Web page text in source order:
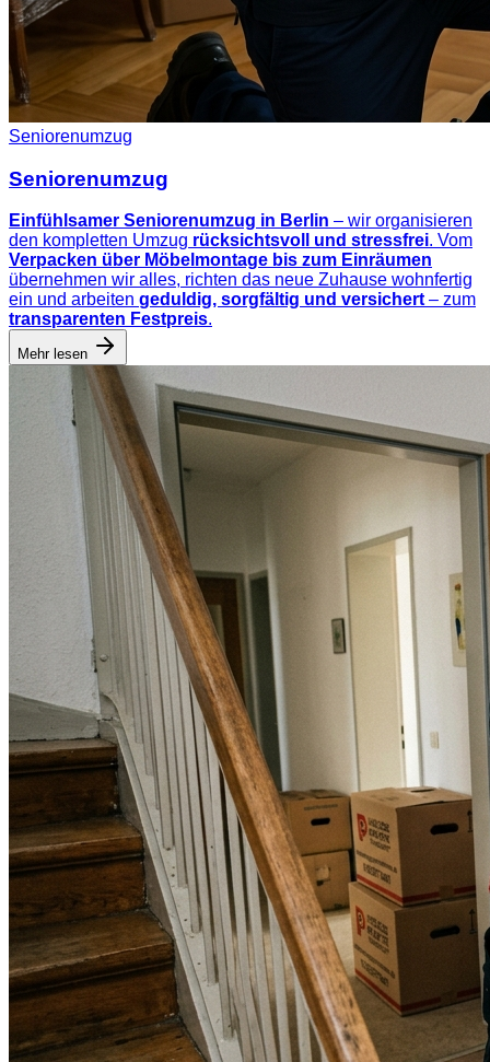
Seniorenumzug
Seniorenumzug
Einfühlsamer Seniorenumzug in Berlin – wir organisieren
den kompletten Umzug rücksichtsvoll und stressfrei. Vom
Verpacken über Möbelmontage bis zum Einräumen
übernehmen wir alles, richten das neue Zuhause wohnfertig
ein und arbeiten geduldig, sorgfältig und versichert– zum
transparenten Festpreis.
Mehr lesen